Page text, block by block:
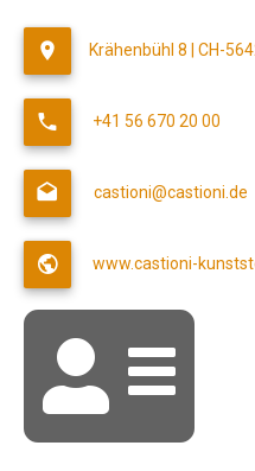
Krähenbühl 8 | CH-
+41 56 670 20 00
castioni@castioni.de
www.castioni-